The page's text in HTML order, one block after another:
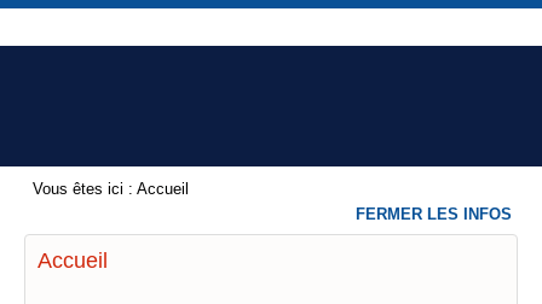
Vous êtes ici : Accueil
Accueil
FERMER LES INFOS